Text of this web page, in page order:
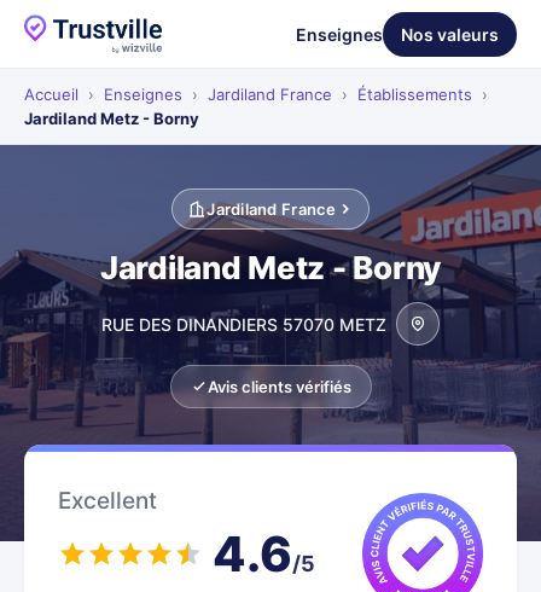
Enseignes Nos valeurs
Accueil › Enseignes › Jardiland France › Établissements
›
Jardiland Metz - Borny
Jardiland France
Jardiland Metz - Borny
RUE DES DINANDIERS 57070 METZ
Avis clients vérifiés
Excellent
4.6/5